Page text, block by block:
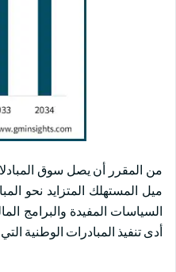
ميل المستهلك المتزايد نحو
السياسات المفيدة والبرامج
أدى تنفيذ المبادرات الوطنية